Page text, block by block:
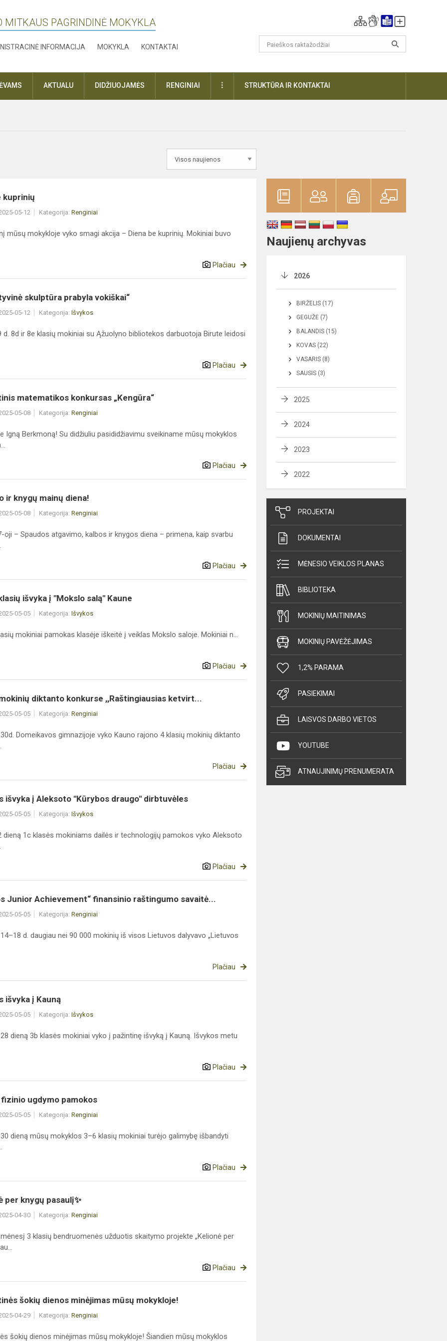
MITKAUS PAGRINDINĖ MOKYKLA
INFORMACIJA MOKYKLA KONTAKTAI
AKTUALU DIDŽIUOJAMĖS RENGINIAI DAUGIAUSTRUKTŪRA IR KONTAKTAI
kuprinių
05-12 Kategorija: Renginiai
mūsų mokykloje vyko smagi akcija – Diena be kuprinių. Mokiniai buvo
Plačiau
skulptūra prabyla vokiškai“
05-12 Kategorija: Išvykos
d. 8d ir 8e klasių mokiniai su Ąžuolyno bibliotekos darbuotoja Birute leidosi
Plačiau
matematikos konkursas „Kengūra“
05-08 Kategorija: Renginiai
Igną Berkmoną! Su didžiuliu pasididžiavimu sveikiname mūsų mokyklos
Plačiau
ir knygų mainų diena!
05-08 Kategorija: Renginiai
oji – Spaudos atgavimo, kalbos ir knygos diena – primena, kaip svarbu
Plačiau
išvyka į "Mokslo salą" Kaune
05-05 Kategorija: Išvykos
mokiniai pamokas klasėje iškeitė į veiklas Mokslo saloje. Mokiniai n...
Plačiau
diktanto konkurse ,,Raštingiausias ketvirt...
05-05 Kategorija: Renginiai
Domeikavos gimnazijoje vyko Kauno rajono 4 klasių mokinių diktanto
Plačiau
išvyka į Aleksoto "Kūrybos draugo" dirbtuvėles
05-05 Kategorija: Išvykos
dieną 1c klasės mokiniams dailės ir technologijų pamokos vyko Aleksoto
Plačiau
Junior Achievement“ finansinio raštingumo savaitė...
05-05 Kategorija: Renginiai
d. daugiau nei 90 000 mokinių iš visos Lietuvos dalyvavo „Lietuvos
Plačiau
išvyka į Kauną
05-05 Kategorija: Išvykos
dieną 3b klasės mokiniai vyko į pažintinę išvyką į Kauną. Išvykos metu
Plačiau
ugdymo pamokos
05-05 Kategorija: Renginiai
dieną mūsų mokyklos 3–6 klasių mokiniai turėjo galimybę išbandyti
Plačiau
per knygų pasaulį✨
04-30 Kategorija: Renginiai
3 klasių bendruomenės užduotis skaitymo projekte „Kelionė per
Plačiau
šokių dienos minėjimas mūsų mokykloje!
04-29 Kategorija: Renginiai
šokių dienos minėjimas mūsų mokykloje! Šiandien mūsų mokyklos
Naujienų archyvas
2026
BIRŽELIS (17)
GEGUŽĖ (7)
BALANDIS (15)
KOVAS (22)
VASARIS (8)
SAUSIS (3)
2025
2024
2023
2022
PROJEKTAI
DOKUMENTAI
MĖNESIO VEIKLOS PLANAS
BIBLIOTEKA
MOKINIŲ MAITINIMAS
MOKINIŲ PAVĖŽĖJIMAS
1,2% PARAMA
PASIEKIMAI
LAISVOS DARBO VIETOS
YOUTUBE
ATNAUJINIMŲ PRENUMERATA